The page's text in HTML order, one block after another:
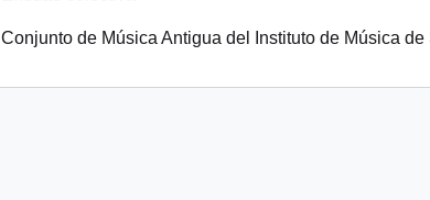
Conjunto de Música Antigua del Instituto de Música de